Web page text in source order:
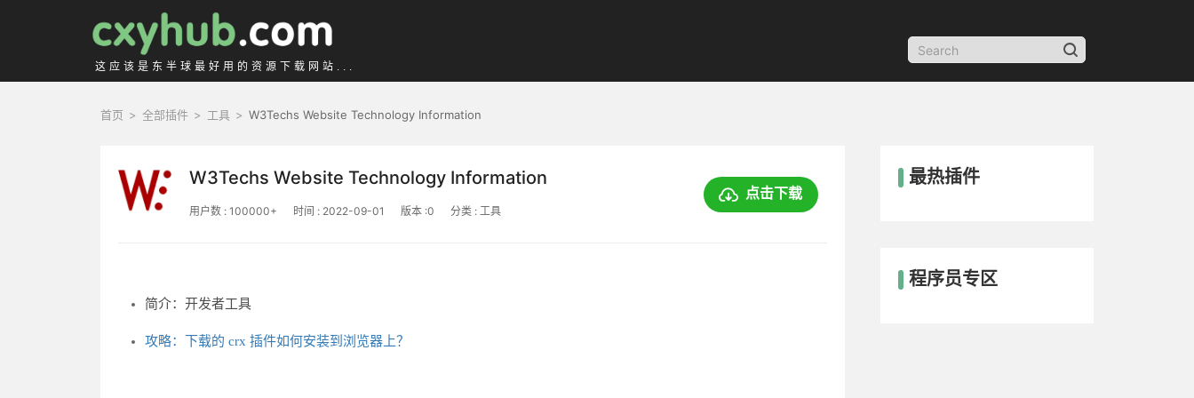
这应该是东半球最好用的资源下载网站...
首页 > 全部插件 > 工具 > W3Techs Website Technology Information
W3Techs Website Technology Information
用户数 : 100000+ 时间 : 2022-09-01 版本 :0 分类 : 工具
点击下载
简介：开发者工具
攻略：下载的 crx 插件如何安装到浏览器上？
最热插件
程序员专区